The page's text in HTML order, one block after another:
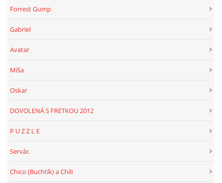
Forrest Gump
Gabriel
Avatar
Míša
Oskar
DOVOLENÁ S FRETKOU 2012
P U Z Z L E
Servác
Chico (Buchtík) a Chili